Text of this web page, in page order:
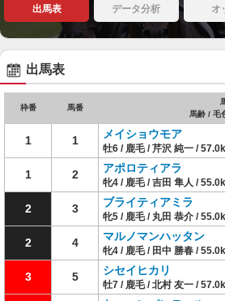
出馬表 データ分析 オ
出馬表
枠番 馬番
馬齢 / 毛
1 1 メイショウモア
牡6 / 鹿毛 / 芹沢 純一 /
1 2 アポロティアラ
牝4 / 鹿毛 / 吉田 隼人 /
2 3 ブライティアミラ
牝5 / 鹿毛 / 丸田 恭介 /
2 4 マルノマンハッタン
牝4 / 鹿毛 / 田中 勝春 /
3 5 シセイヒカリ
牡7 / 鹿毛 / 北村 友一 /